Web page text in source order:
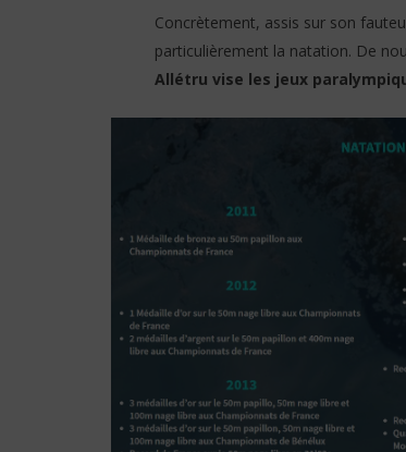
Concrètement, assis sur son
particulièrement la natation. De
Allétru vise les jeux